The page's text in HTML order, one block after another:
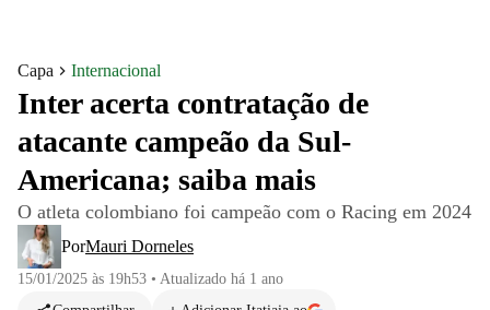
Capa Internacional
Inter acerta contratação de
atacante campeão da Sul-
Americana; saiba mais
O atleta colombiano foi campeão com o Racing em 2024
PorMauri Dorneles
15/01/2025 às 19h53 • Atualizado há 1 ano